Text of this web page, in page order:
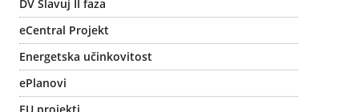
DV Slavuj II faza
eCentral Projekt
Energetska učinkovitost
ePlanovi